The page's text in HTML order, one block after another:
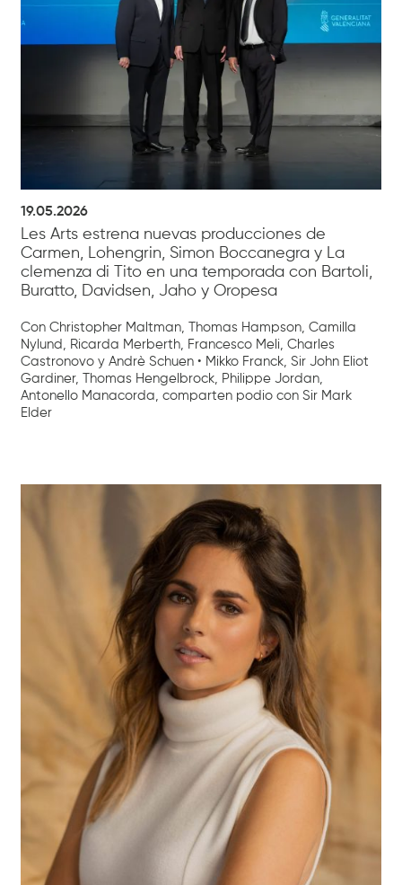
19.05.2026
Les Arts estrena nuevas producciones de
Carmen, Lohengrin, Simon Boccanegra y La
clemenza di Tito en una temporada con Bartoli,
Buratto, Davidsen, Jaho y Oropesa
Con Christopher Maltman, Thomas Hampson, Camilla
Nylund, Ricarda Merberth, Francesco Meli, Charles
Castronovo y Andrè Schuen • Mikko Franck, Sir John Eliot
Gardiner, Thomas Hengelbrock, Philippe Jordan,
Antonello Manacorda, comparten podio con Sir Mark
Elder